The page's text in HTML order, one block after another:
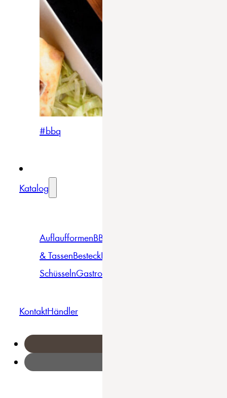
#bbq
Katalog
AuflaufformenBBQ
& TassenBesteckBowls &
SchüsselnGastro
KontaktHändler